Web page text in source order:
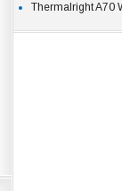
Thermalright A70